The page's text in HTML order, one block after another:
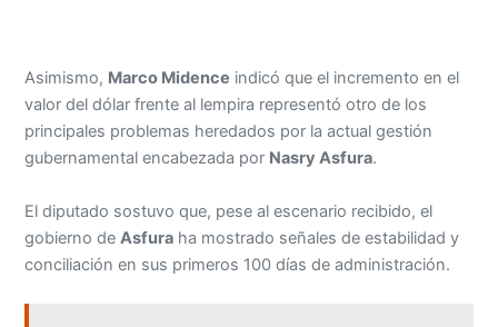
Asimismo, Marco Midence indicó que el incremento en el
valor del dólar frente al lempira representó otro de los
principales problemas heredados por la actual gestión
gubernamental encabezada por Nasry Asfura.
El diputado sostuvo que, pese al escenario recibido, el
gobierno deAsfura ha mostrado señales de estabilidad y
conciliación en sus primeros 100 días de administración.